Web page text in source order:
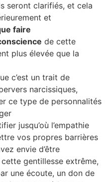
seront clarifiés, et cela
et
faire
de cette
plus élevée que la
c’est un trait de
narcissiques,
ce type de personnalités
jusqu’où l’empathie
vos propres barrières
envie d’être
gentillesse extrême,
une écoute, un don de